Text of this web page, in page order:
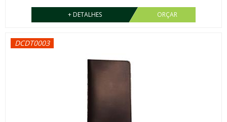
+ DETALHES ORÇAR
DCDT0003